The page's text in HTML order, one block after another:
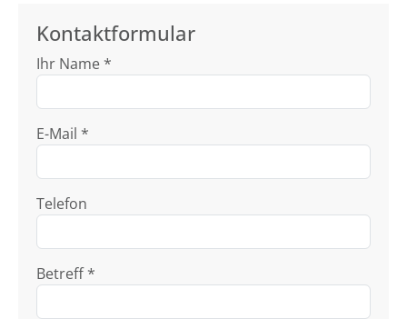
Kontaktformular
Ihr Name *
E-Mail *
Telefon
Betreff *